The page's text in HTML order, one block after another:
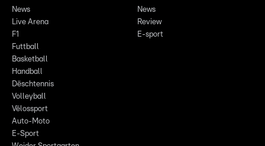
News
Live Arena
F1
Futtball
Basketball
Handball
Dëschtennis
Volleyball
Vëlossport
Auto-Moto
E-Sport
News
Review
E-sport